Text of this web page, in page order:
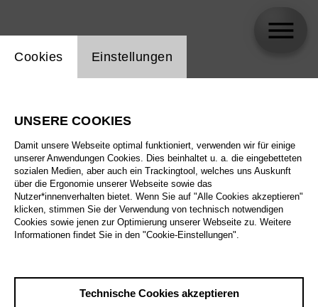
Einstellung Website Cookie
Cookies Einstellungen
UNSERE COOKIES
Damit unsere Webseite optimal funktioniert, verwenden wir für einige
unserer Anwendungen Cookies. Dies beinhaltet u. a. die eingebetteten
sozialen Medien, aber auch ein Trackingtool, welches uns Auskunft
über die Ergonomie unserer Webseite sowie das
Nutzer*innenverhalten bietet. Wenn Sie auf "Alle Cookies akzeptieren"
klicken, stimmen Sie der Verwendung von technisch notwendigen
Cookies sowie jenen zur Optimierung unserer Webseite zu. Weitere
Informationen findet Sie in den "Cookie-Einstellungen".
Technische Cookies akzeptieren